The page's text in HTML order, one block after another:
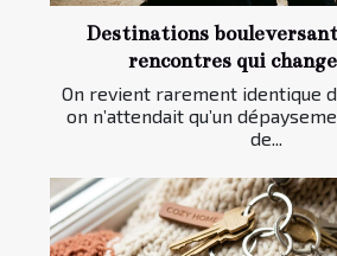
Destinations
rencontres qui
On revient rarement identique
on n’attendait qu’un
de...